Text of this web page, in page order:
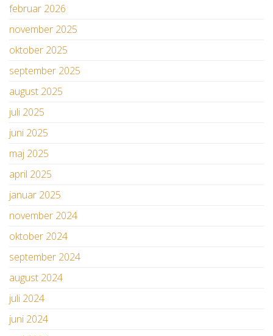
februar 2026
november 2025
oktober 2025
september 2025
august 2025
juli 2025
juni 2025
maj 2025
april 2025
januar 2025
november 2024
oktober 2024
september 2024
august 2024
juli 2024
juni 2024